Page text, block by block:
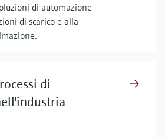
di automazione
di scarico e alla
di